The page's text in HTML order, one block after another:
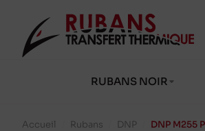
RUBANS NOIR
Accueil Rubans DNP DNP M255